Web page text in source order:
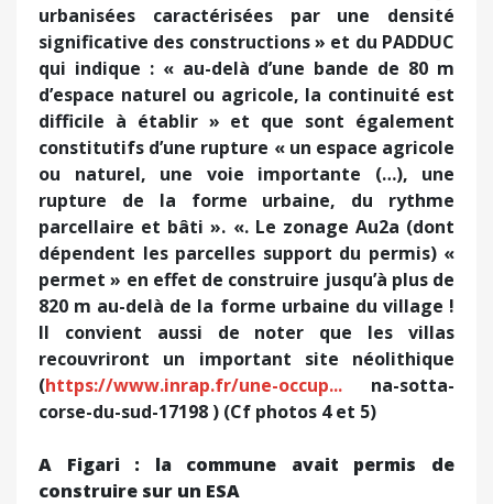
urbanisées caractérisées par une densité
significative des constructions » et du PADDUC
qui indique : « au-delà d’une bande de 80 m
d’espace naturel ou agricole, la continuité est
difficile à établir » et que sont également
constitutifs d’une rupture « un espace agricole
ou naturel, une voie importante (…), une
rupture de la forme urbaine, du rythme
parcellaire et bâti ». «. Le zonage Au2a (dont
dépendent les parcelles support du permis) «
permet » en effet de construire jusqu’à plus de
820 m au-delà de la forme urbaine du village !
Il convient aussi de noter que les villas
recouvriront un important site néolithique
(https://www.inrap.fr/une-occup... na-sotta-
corse-du-sud-17198 ) (Cf photos 4 et 5)
A Figari : la commune avait permis de
construire sur un ESA